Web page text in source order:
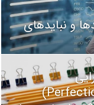
و نبایدهای
(Perfectionism)
یک هویت بصری